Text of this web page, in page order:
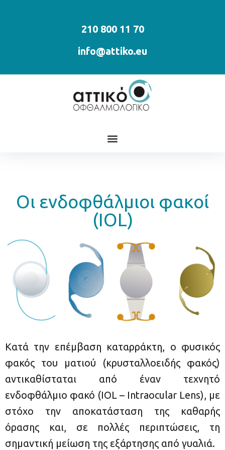
210 800 11 70
info@attiko.eu
Οι ενδοφθάλμιοι φακοί
(IOL)
Κατά την επέμβαση καταρράκτη, ο φυσικός
φακός του ματιού (κρυσταλλοειδής φακός)
αντικαθίσταται από έναν τεχνητό
ενδοφθάλμιο φακό (IOL – Intraocular Lens), με
στόχο την αποκατάσταση της καθαρής
όρασης και, σε πολλές περιπτώσεις, τη
σημαντική μείωση της εξάρτησης από γυαλιά.